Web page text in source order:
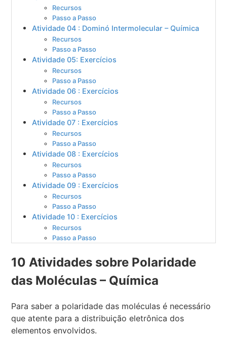
Recursos
Passo a Passo
Atividade 04 : Dominó Intermolecular – Química
Recursos
Passo a Passo
Atividade 05: Exercícios
Recursos
Passo a Passo
Atividade 06 : Exercícios
Recursos
Passo a Passo
Atividade 07 : Exercícios
Recursos
Passo a Passo
Atividade 08 : Exercícios
Recursos
Passo a Passo
Atividade 09 : Exercícios
Recursos
Passo a Passo
Atividade 10 : Exercícios
Recursos
Passo a Passo
10 Atividades sobre Polaridade
das Moléculas – Química
Para saber a polaridade das moléculas é necessário
que atente para a distribuição eletrônica dos
elementos envolvidos.